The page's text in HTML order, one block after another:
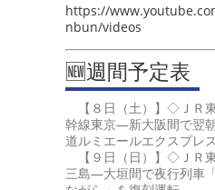
https://
nbun/videos
🆕週間予定表
【８日（土）】◇ＪＲ
幹線東京―新大阪間で翌
道ルミエールエクスプレ
【９日（日）】◇ＪＲ
三島―大垣間で夜行列車